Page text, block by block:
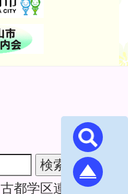
古都学区連合町内会